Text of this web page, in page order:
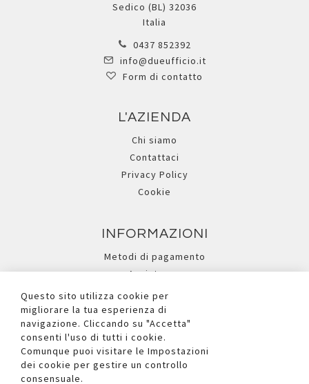
Sedico (BL) 32036
Italia
0437 852392
info@dueufficio.it
Form di contatto
L'AZIENDA
Chi siamo
Contattaci
Privacy Policy
Cookie
INFORMAZIONI
Metodi di pagamento
Assistenza
Ricerca avanzata
I NOSTRI SOCIAL
Questo sito utilizza cookie per
migliorare la tua esperienza di
navigazione. Cliccando su "Accetta"
consenti l'uso di tutti i cookie.
Comunque puoi visitare le Impostazioni
dei cookie per gestire un controllo
consensuale.